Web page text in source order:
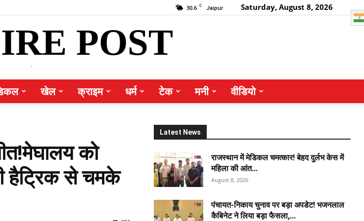
30.6 C Jaipur Saturday, August 8, 2026
POST
खेल क्राइम धर्म टेक मनी वीडियो
को
हैट्रिक से चमके
Latest News
राजस्थान में मेडिकल चमत्कार! बेहद दुर्लभ केस में
महिला की आंत...
August 8, 2026
पंचायत-निकाय चुनाव पर बड़ा अपडेट! भजनलाल
कैबिनेट ने लिया बड़ा फैसला,...